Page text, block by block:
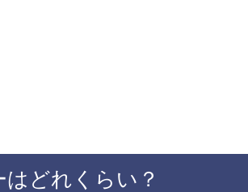
どれくらい？